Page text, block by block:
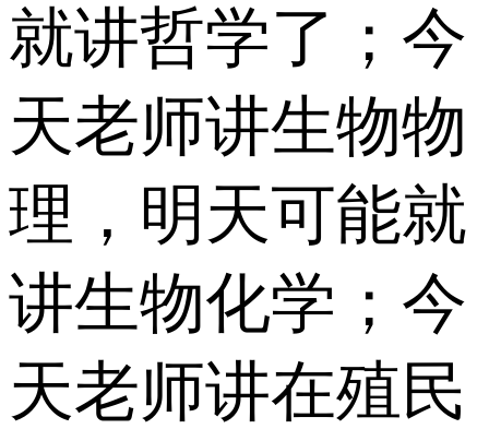
就讲哲学了；今
天老师讲生物物
理，明天可能就
讲生物化学；今
天老师讲在殖民